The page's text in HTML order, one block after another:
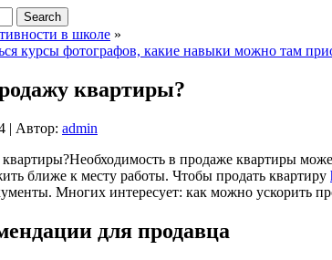
в школе »
курсы фотографов, какие навыки можно там
квартиры?
| Автор: admin
Необходимость в продаже квартиры
ближе к месту работы. Чтобы продать квартиру
Многих интересует: как можно ускорить
для продавца